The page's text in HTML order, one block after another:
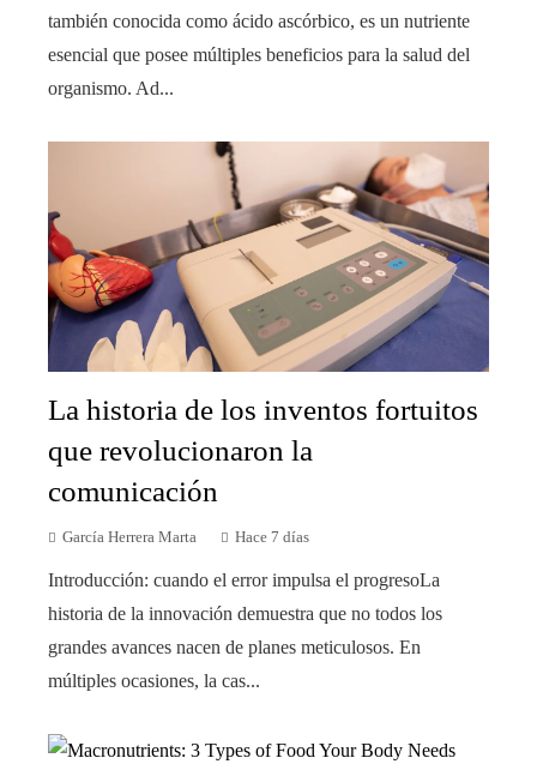
también conocida como ácido ascórbico, es un nutriente
esencial que posee múltiples beneficios para la salud del
organismo. Ad...
La historia de los inventos fortuitos
que revolucionaron la
comunicación
García Herrera Marta Hace 7 días
Introducción: cuando el error impulsa el progresoLa
historia de la innovación demuestra que no todos los
grandes avances nacen de planes meticulosos. En
múltiples ocasiones, la cas...